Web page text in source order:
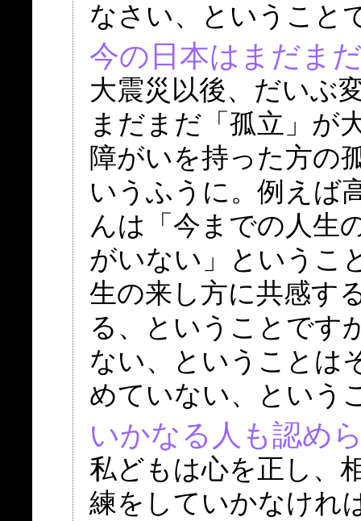
なさい、ということ
今の日本はまだま
大震災以後、だいぶ
まだまだ「孤立」が
障がいを持った方の
いうふうに。例えば
んは「今までの人生
がいない」というこ
生の来し方に共感す
る、ということです
ない、ということは
めていない、という
いかなる人も認め
私どもは心を正し、
練をしていかなけれ